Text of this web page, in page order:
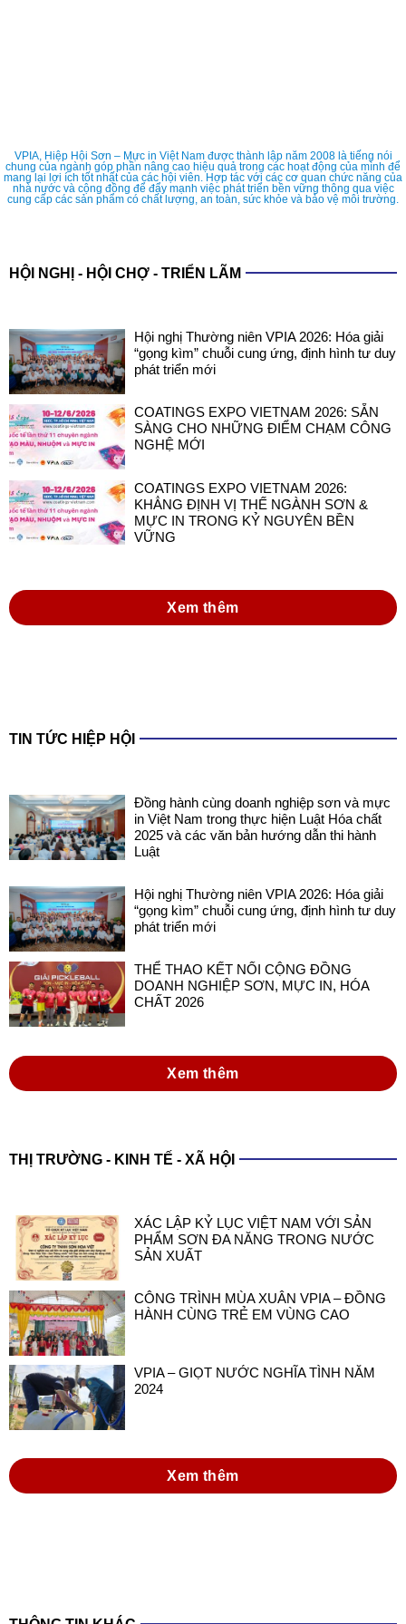
VPIA, Hiệp Hội Sơn – Mực in Việt Nam được thành lập năm 2008 là tiếng nói
chung của ngành góp phần nâng cao hiệu quả trong các hoạt động của mình để
mang lại lợi ích tốt nhất của các hội viên. Hợp tác với các cơ quan chức năng của
nhà nước và cộng đồng để đẩy mạnh việc phát triển bền vững thông qua việc
cung cấp các sản phẩm có chất lượng, an toàn, sức khỏe và bảo vệ môi trường.
HỘI NGHỊ - HỘI CHỢ - TRIỂN LÃM
Hội nghị Thường niên VPIA 2026: Hóa giải
“gọng kìm” chuỗi cung ứng, định hình tư duy
phát triển mới
COATINGS EXPO VIETNAM 2026: SẴN
SÀNG CHO NHỮNG ĐIỂM CHẠM CÔNG
NGHỆ MỚI
COATINGS EXPO VIETNAM 2026:
KHẲNG ĐỊNH VỊ THẾ NGÀNH SƠN &
MỰC IN TRONG KỶ NGUYÊN BỀN
VỮNG
Xem thêm
TIN TỨC HIỆP HỘI
Đồng hành cùng doanh nghiệp sơn và mực
in Việt Nam trong thực hiện Luật Hóa chất
2025 và các văn bản hướng dẫn thi hành
Luật
Hội nghị Thường niên VPIA 2026: Hóa giải
“gọng kìm” chuỗi cung ứng, định hình tư duy
phát triển mới
THỂ THAO KẾT NỐI CỘNG ĐỒNG
DOANH NGHIỆP SƠN, MỰC IN, HÓA
CHẤT 2026
Xem thêm
THỊ TRƯỜNG - KINH TẾ - XÃ HỘI
XÁC LẬP KỶ LỤC VIỆT NAM VỚI SẢN
PHẨM SƠN ĐA NĂNG TRONG NƯỚC
SẢN XUẤT
CÔNG TRÌNH MÙA XUÂN VPIA – ĐỒNG
HÀNH CÙNG TRẺ EM VÙNG CAO
VPIA – GIỌT NƯỚC NGHĨA TÌNH NĂM
2024
Xem thêm